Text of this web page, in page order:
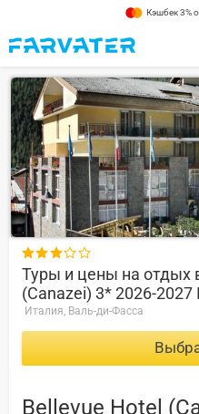
Кэшбек 3%

Туры и цены на отдых
(Canazei) 3* 2026-
Италия, Валь-ди-Фасса
Bellevue Hotel